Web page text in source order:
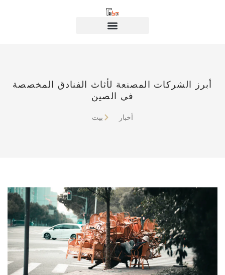
أبرز الشركات المصنعة لأثاث الفنادق المخصصة
في الصين
بيت أخبار